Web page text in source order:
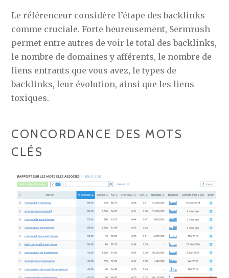
Le référenceur considère l’étape des backlinks
comme cruciale. Forte heureusement, Sermrush
permet entre autres de voir le total des backlinks,
le nombre de domaines y afférents, le nombre de
liens entrants que vous avez, le types de
backlinks, leur évolution, ainsi que les liens
toxiques.
CONCORDANCE DES MOTS
CLÉS